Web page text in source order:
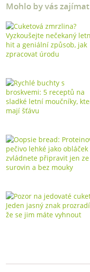
Mohlo by vás zajímat